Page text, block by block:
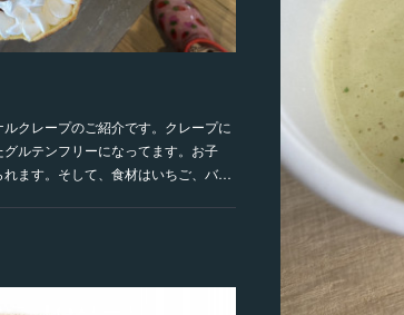
クレープのご紹介です。クレープに
ルテンフリーになってます。お子
ます。そして、食材はいちご、バ…